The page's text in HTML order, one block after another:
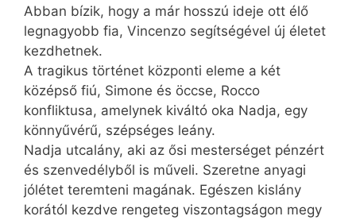
Abban bízik, hogy a már hosszú ideje ott élő
legnagyobb fia, Vincenzo segítségével új életet
kezdhetnek.
A tragikus történet központi eleme a két
középső fiú, Simone és öccse, Rocco
konfliktusa, amelynek kiváltó oka Nadja, egy
könnyűvérű, szépséges leány.
Nadja utcalány, aki az ősi mesterséget pénzért
és szenvedélyből is műveli. Szeretne anyagi
jólétet teremteni magának. Egészen kislány
korától kezdve rengeteg viszontagságon megy